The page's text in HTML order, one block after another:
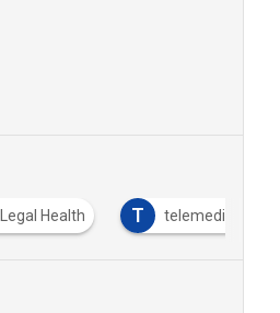
Legal Health T telemedicina